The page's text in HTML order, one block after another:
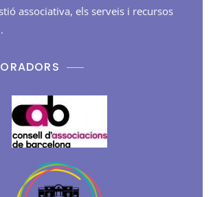
associativa, els serveis i recursos